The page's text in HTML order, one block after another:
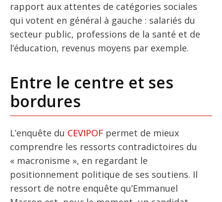
rapport aux attentes de catégories sociales
qui votent en général à gauche : salariés du
secteur public, professions de la santé et de
l’éducation, revenus moyens par exemple.
Entre le centre et ses
bordures
L’enquête du CEVIPOF permet de mieux
comprendre les ressorts contradictoires du
« macronisme », en regardant le
positionnement politique de ses soutiens. Il
ressort de notre enquête qu’Emmanuel